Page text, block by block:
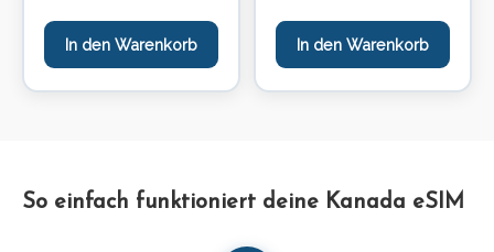
In den Warenkorb In den Warenkorb
So einfach funktioniert deine Kanada eSIM